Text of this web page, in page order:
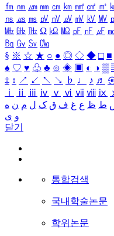
㎙ ㎚ ㎛ ㎜ ㎝ ㎞ ㎟ ㎠ ㎡
㎱ ㎲ ㎳ ㎴ ㎵ ㎶ ㎷ ㎸ ㎹
㎒ ㎓ ㎔ Ω ㏀ ㏁ ㎊ ㎋ ㎌
㏃ ㏉ ㏜ ㏆
§ ※ ☆ ★ ○ ● ◎ ◇ ◆ □ ■
♠ ♡ ♥ ♧ ♣ ⊙ ◈ ▣ ◐ ◑ ▒
‡ ↕ ↗ ↙ ↖ ↘ ♭ ♩ ♪ ♬
ⅰ
ⅱ ⅲ ⅳ ⅴ ⅵ ⅶ ⅷ ⅸ
ط ظ ع غ ف ق ک ل م ن ه
و ی
닫기
통합검색
국내학술논문
학위논문